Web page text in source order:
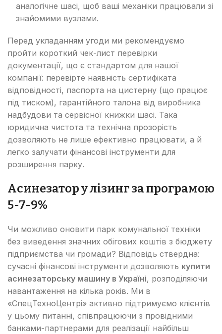
аналогічне шасі, щоб ваші механіки працювали зі
знайомими вузлами.
Перед укладанням угоди ми рекомендуємо
пройти короткий чек-лист перевірки
документації, що є стандартом для нашої
компанії: перевірте наявність сертифіката
відповідності, паспорта на цистерну (що працює
під тиском), гарантійного талона від виробника
надбудови та сервісної книжки шасі. Така
юридична чистота та технічна прозорість
дозволяють не лише ефективно працювати, а й
легко залучати фінансові інструменти для
розширення парку.
Асинезатор у лізинг за програмою
5-7-9%
Чи можливо оновити парк комунальної техніки
без виведення значних обігових коштів з бюджету
підприємства чи громади? Відповідь ствердна:
сучасні фінансові інструменти дозволяють купити
асинезаторську машину в Україні, розподіляючи
навантаження на кілька років. Ми в
«СпецТехноЦентрі» активно підтримуємо клієнтів
у цьому питанні, співпрацюючи з провідними
банками-партнерами для реалізації найбільш